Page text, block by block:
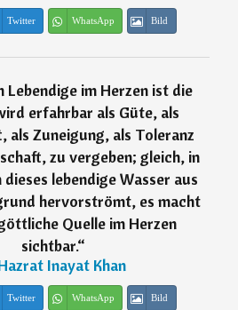
Twitter WhatsApp Bild
Lebendige im Herzen ist die
erfahrbar als Güte, als
als Zuneigung, als Toleranz
zu vergeben; gleich, in
lebendige Wasser aus
hervorströmt, es macht
Quelle im Herzen
sichtbar.“
Inayat Khan
Twitter WhatsApp Bild